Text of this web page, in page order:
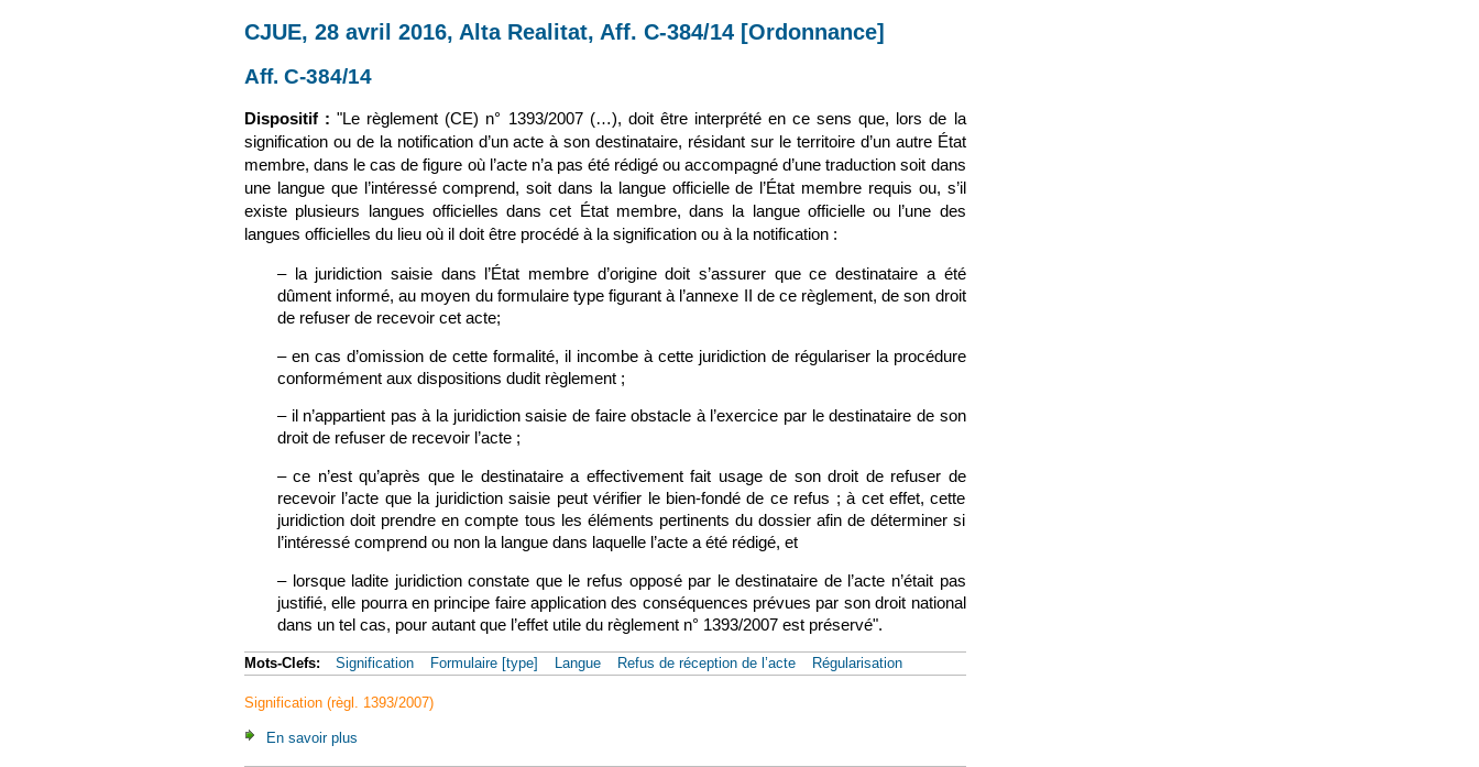
CJUE, 28 avril 2016, Alta Realitat, Aff. C-384/14 [Ordonnance]
Aff. C-384/14
Dispositif : "Le règlement (CE) n° 1393/2007 (…), doit être interprété en ce sens que, lors de la
signification ou de la notification d’un acte à son destinataire, résidant sur le territoire d’un autre État
membre, dans le cas de figure où l’acte n’a pas été rédigé ou accompagné d’une traduction soit dans
une langue que l’intéressé comprend, soit dans la langue officielle de l’État membre requis ou, s’il
existe plusieurs langues officielles dans cet État membre, dans la langue officielle ou l’une des
langues officielles du lieu où il doit être procédé à la signification ou à la notification :
– la juridiction saisie dans l’État membre d’origine doit s’assurer que ce destinataire a été
dûment informé, au moyen du formulaire type figurant à l’annexe II de ce règlement, de son droit
de refuser de recevoir cet acte;
– en cas d’omission de cette formalité, il incombe à cette juridiction de régulariser la procédure
conformément aux dispositions dudit règlement ;
– il n’appartient pas à la juridiction saisie de faire obstacle à l’exercice par le destinataire de son
droit de refuser de recevoir l’acte ;
– ce n’est qu’après que le destinataire a effectivement fait usage de son droit de refuser de
recevoir l’acte que la juridiction saisie peut vérifier le bien-fondé de ce refus ; à cet effet, cette
juridiction doit prendre en compte tous les éléments pertinents du dossier afin de déterminer si
l’intéressé comprend ou non la langue dans laquelle l’acte a été rédigé, et
– lorsque ladite juridiction constate que le refus opposé par le destinataire de l’acte n’était pas
justifié, elle pourra en principe faire application des conséquences prévues par son droit national
dans un tel cas, pour autant que l’effet utile du règlement n° 1393/2007 est préservé".
Mots-Clefs: Signification Formulaire [type] Langue Refus de réception de l’acte Régularisation
Signification (règl. 1393/2007)
En savoir plus